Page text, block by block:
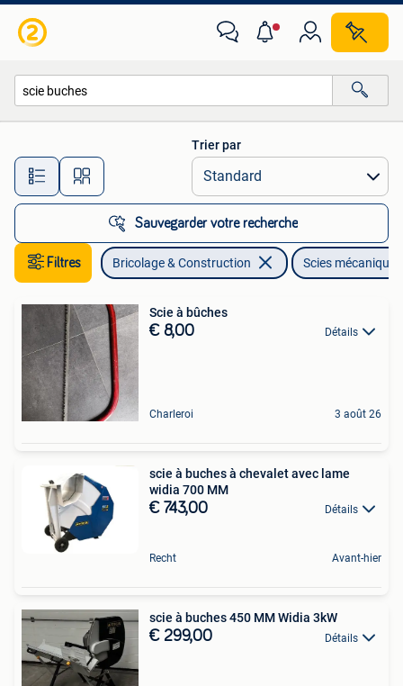
Toutes les distances…
Trier par
Sauvegarder votre recherche
Filtres Bricolage & Construction Scies mécaniques
Scie à bûches
€ 8,00 Détails
Charleroi 3 août 26
scie à buches à chevalet avec lame
widia 700 MM
€ 743,00 Détails
Recht Avant-hier
scie à buches 450 MM Widia 3kW
€ 299,00 Détails